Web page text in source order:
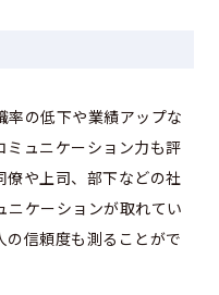
率の低下や業績アップな
ミュニケーション力も評
や上司、部下などの社
ニケーションが取れてい
信頼度も測ることがで